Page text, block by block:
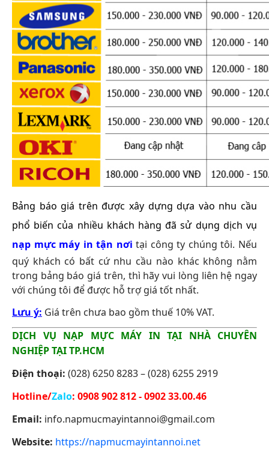
Bảng báo giá trên được xây dựng dựa vào nhu cầu
phổ biến của nhiều khách hàng đã sử dụng dịch vụ
nạp mực máy in tận nơi tại công ty chúng tôi. Nếu
quý khách có bất cứ nhu cầu nào khác không nằm
trong bảng báo giá trên, thì hãy vui lòng liên hệ ngay
với chúng tôi để được hỗ trợ giá tốt nhất.
Lưu ý: Giá trên chưa bao gồm thuế 10% VAT.
DỊCH VỤ NẠP MỰC MÁY IN TẠI NHÀ CHUYÊN
NGHIỆP TẠI TP.HCM
Điện thoại: (028) 6250 8283 – (028) 6255 2919
Hotline/Zalo: 0908 902 812 - 0902 33.00.46
Email: info.napmucmayintannoi@gmail.com
Website: https://napmucmayintannoi.net